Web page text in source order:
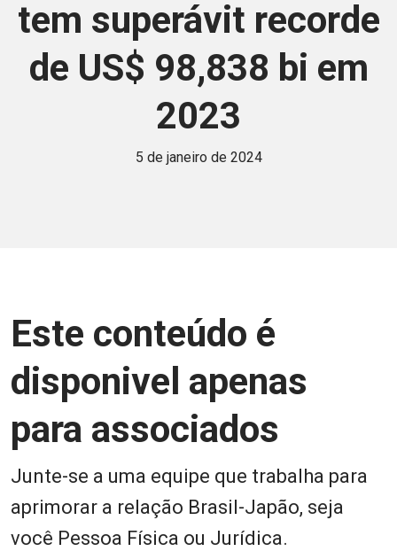
tem superávit recorde
de US$ 98,838 bi em
2023
5 de janeiro de 2024
Este conteúdo é
disponivel apenas
para associados
Junte-se a uma equipe que trabalha para
aprimorar a relação Brasil-Japão, seja
você Pessoa Física ou Jurídica.